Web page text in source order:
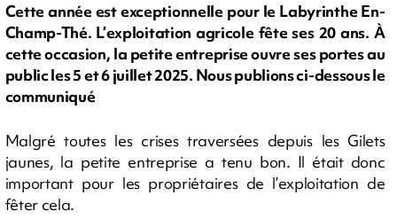
Cette année est exceptionnelle pour le Labyrinthe En-
Champ-Thé. L’exploitation agricole fête ses 20 ans. À
cette occasion, la petite entreprise ouvre ses portes au
public les 5 et 6 juillet 2025. Nous publions ci-dessous le
communiqué
Malgré toutes les crises traversées depuis les Gilets
jaunes, la petite entreprise a tenu bon. Il était donc
important pour les propriétaires de l’exploitation de
fêter cela.